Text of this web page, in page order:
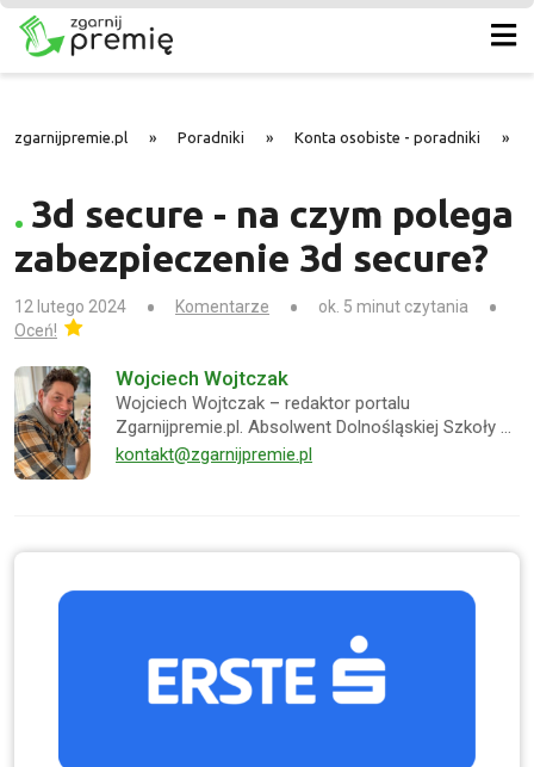
zgarnijpremie.pl » Poradniki » Konta osobiste - poradniki »
3d secure - na czym polega
zabezpieczenie 3d secure?
12 lutego 2024 Komentarze
ok. 5 minut czytania
Oceń!
Wojciech Wojtczak
Wojciech Wojtczak – redaktor portalu
Zgarnijpremie.pl. Absolwent Dolnośląskiej Szkoły …
kontakt@zgarnijpremie.pl